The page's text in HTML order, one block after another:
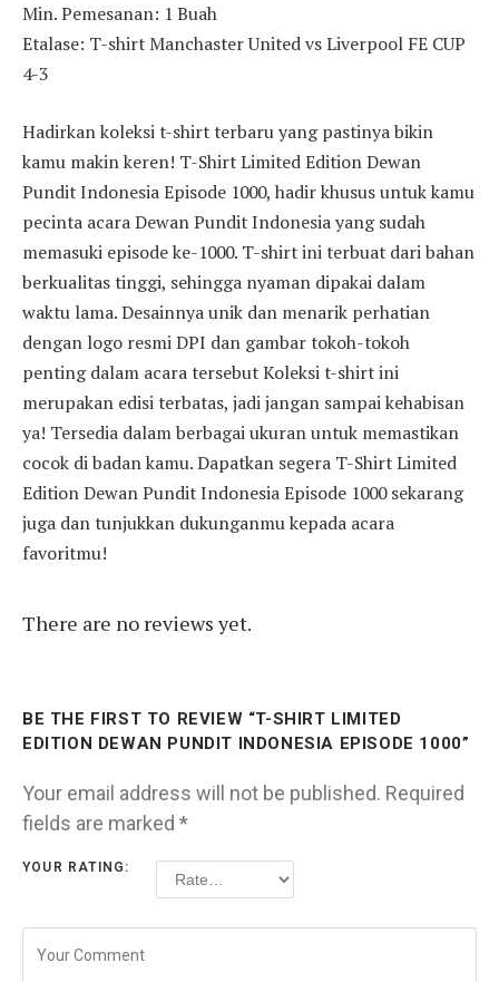
Min. Pemesanan: 1 Buah
Etalase: T-shirt Manchaster United vs Liverpool FE CUP
4-3
Hadirkan koleksi t-shirt terbaru yang pastinya bikin
kamu makin keren! T-Shirt Limited Edition Dewan
Pundit Indonesia Episode 1000, hadir khusus untuk kamu
pecinta acara Dewan Pundit Indonesia yang sudah
memasuki episode ke-1000. T-shirt ini terbuat dari bahan
berkualitas tinggi, sehingga nyaman dipakai dalam
waktu lama. Desainnya unik dan menarik perhatian
dengan logo resmi DPI dan gambar tokoh-tokoh
penting dalam acara tersebut Koleksi t-shirt ini
merupakan edisi terbatas, jadi jangan sampai kehabisan
ya! Tersedia dalam berbagai ukuran untuk memastikan
cocok di badan kamu. Dapatkan segera T-Shirt Limited
Edition Dewan Pundit Indonesia Episode 1000 sekarang
juga dan tunjukkan dukunganmu kepada acara
favoritmu!
There are no reviews yet.
BE THE FIRST TO REVIEW “T-SHIRT LIMITED
EDITION DEWAN PUNDIT INDONESIA EPISODE 1000”
Your email address will not be published. Required
fields are marked *
YOUR RATING: